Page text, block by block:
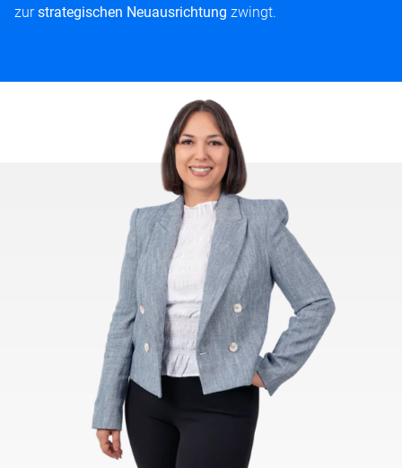
zurstrategischen Neuausrichtung zwingt.